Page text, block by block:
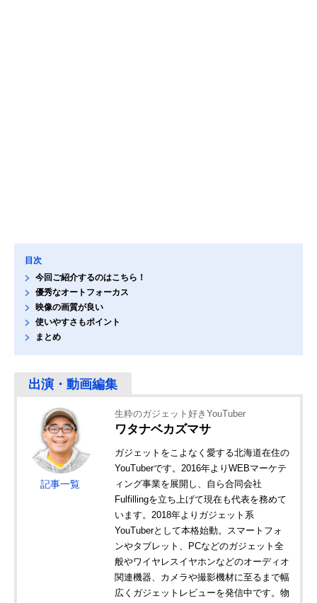
目次
今回ご紹介するのはこちら！
優秀なオートフォーカス
映像の画質が良い
使いやすさもポイント
まとめ
記事一覧
生粋のガジェット好きYouTuber
ワタナベカズマサ
ガジェットをこよなく愛する北海道在住の
YouTuberです。2016年よりWEBマーケテ
ィング事業を展開し、自ら合同会社
Fulfillingを立ち上げて現在も代表を務めて
います。2018年よりガジェット系
YouTuberとして本格始動。スマートフォ
ンやタブレット、PCなどのガジェット全
般やワイヤレスイヤホンなどのオーディオ
関連機器、カメラや撮影機材に至るまで幅
広くガジェットレビューを発信中です。物